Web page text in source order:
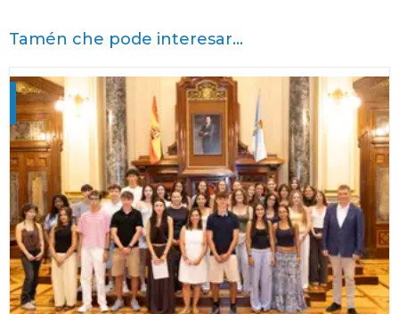
Tamén che pode interesar...